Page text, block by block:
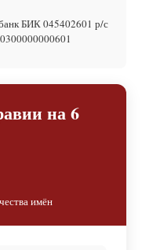
БИК 045402601 р/с
на 6
имён